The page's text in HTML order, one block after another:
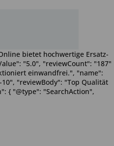
bietet hochwertige Ersatz-
"5.0", "reviewCount": "187"
einwandfrei.", "name":
"reviewBody": "Top Qualität
{ "@type": "SearchAction",